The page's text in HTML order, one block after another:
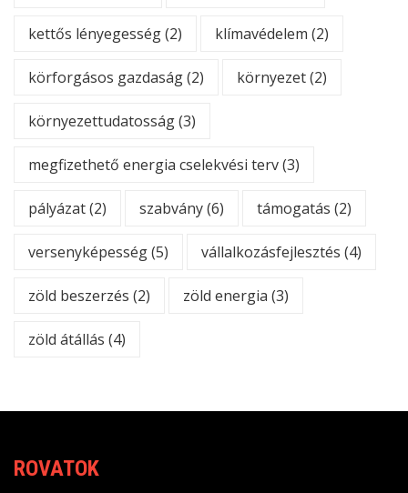
kettős lényegesség(2) klímavédelem (2)
körforgásos gazdaság(2) környezet(2)
környezettudatosság(3)
megfizethető energia cselekvési terv(3)
pályázat(2) szabvány(6) támogatás (2)
versenyképesség(5) vállalkozásfejlesztés (4)
zöld beszerzés (2) zöld energia (3)
zöld átállás (4)
ROVATOK